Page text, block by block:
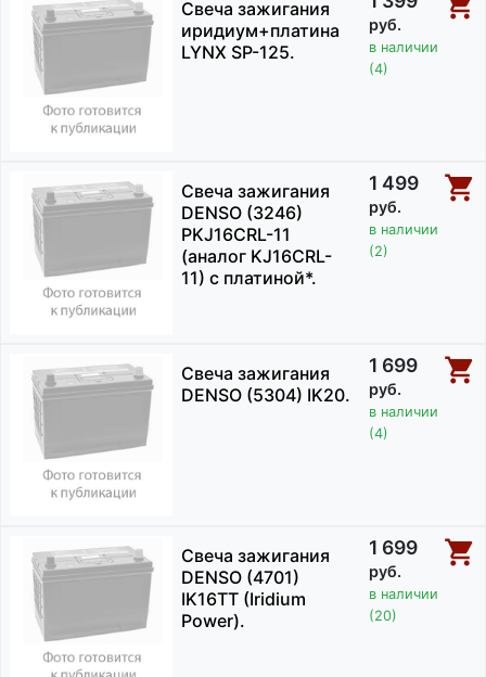
Свеча зажигания
иридиум+платина
LYNX SP-125.
руб.
в наличии
(4)
Свеча зажигания
DENSO (3246)
PKJ16CRL-11
(аналог KJ16CRL-
11) с платиной*.
1 499
руб.
в наличии
(2)
Свеча зажигания
DENSO (5304) IK20.
1 699
руб.
в наличии
(4)
Свеча зажигания
DENSO (4701)
IK16TT (Iridium
Power).
1 699
руб.
в наличии
(20)